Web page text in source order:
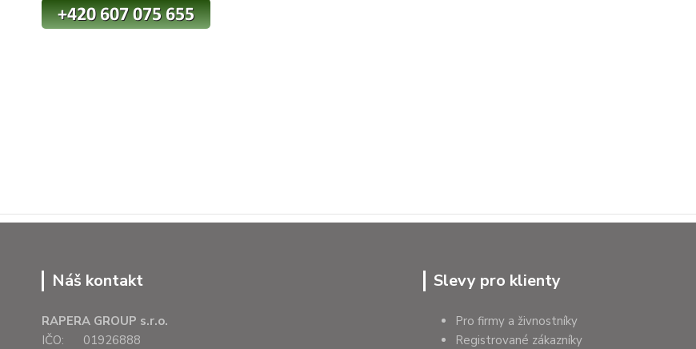
Náš kontakt
RAPERA GROUP s.r.o.
IČO: 01926888
Slevy pro klienty
Pro firmy a živnostníky
Registrované zákazníky